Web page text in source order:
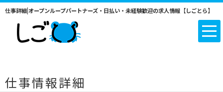
仕事詳細|オープンループパートナーズ・日払い・未経験歓迎の求人情報【しごとら】
仕事情報詳細